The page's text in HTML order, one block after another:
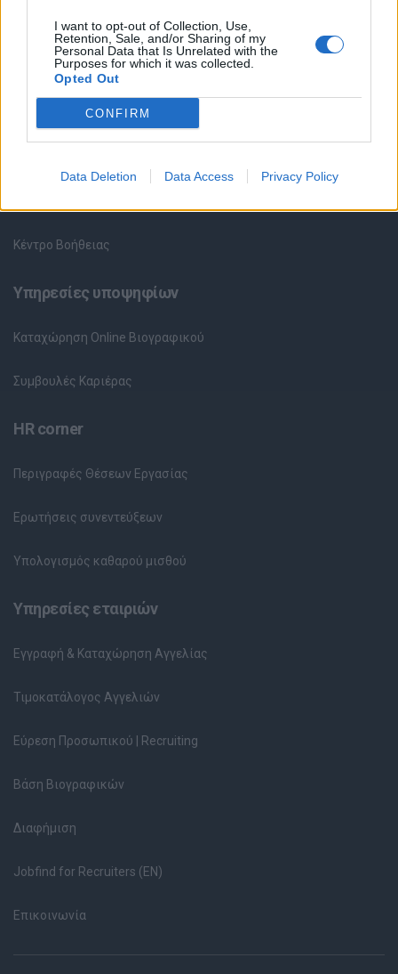
I want to opt-out of Collection, Use,
Retention, Sale, and/or Sharing of my
Personal Data that Is Unrelated with the
Purposes for which it was collected.
Opted Out
CONFIRM
Data Deletion Data Access Privacy Policy
Θέσεις εργασίας
Όλες οι Θέσεις Εργασίας
Κέντρο Βοήθειας
Υπηρεσίες υποψηφίων
Καταχώρηση Online Βιογραφικού
Συμβουλές Καριέρας
HR corner
Περιγραφές Θέσεων Εργασίας
Ερωτήσεις συνεντεύξεων
Υπολογισμός καθαρού μισθού
Υπηρεσίες εταιριών
Εγγραφή & Καταχώρηση Αγγελίας
Τιμοκατάλογος Αγγελιών
Εύρεση Προσωπικού | Recruiting
Βάση Βιογραφικών
Διαφήμιση
Jobfind for Recruiters (EN)
Επικοινωνία